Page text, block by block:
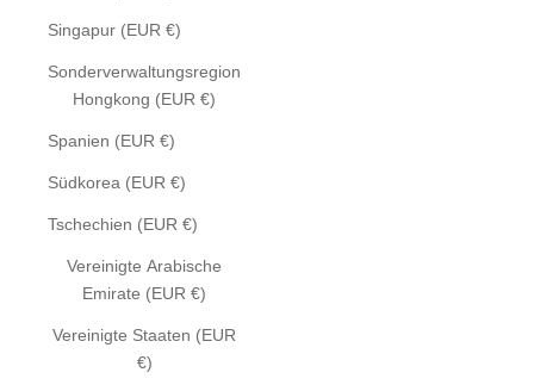
Singapur (EUR €)
Sonderverwaltungsregion
Hongkong (EUR €)
Spanien (EUR €)
Südkorea (EUR €)
Tschechien (EUR €)
Vereinigte Arabische
Emirate (EUR €)
Vereinigte Staaten (EUR
€)